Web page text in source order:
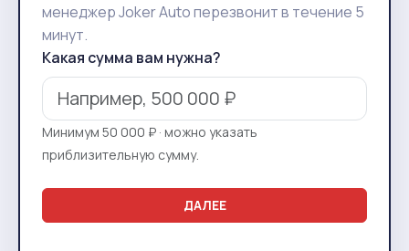
менеджер Joker Auto перезвонит в течение 5
минут.
Какая сумма вам нужна?
Минимум 50 000 ₽ · можно указать
приблизительную сумму.
ДАЛЕЕ